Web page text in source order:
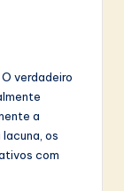
verdadeiro
a
os
com